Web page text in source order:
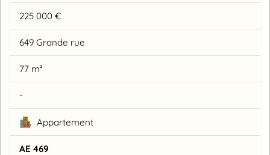
225 000 €
649 Grande rue
77 m²
-
Appartement
AE 469